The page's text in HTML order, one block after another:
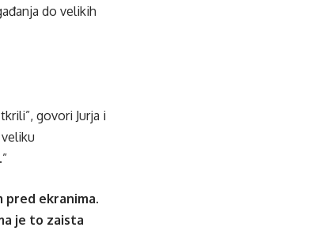
do velikih
govori Jurja i
pred ekranima.
je to zaista